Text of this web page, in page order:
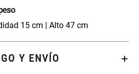
15 cm | Alto 47 cm
Y ENVÍO
Papelero de Plástico Color 8 Lt
15,7x22,2x33,3 cm
S/ 39.90S/ 33.90